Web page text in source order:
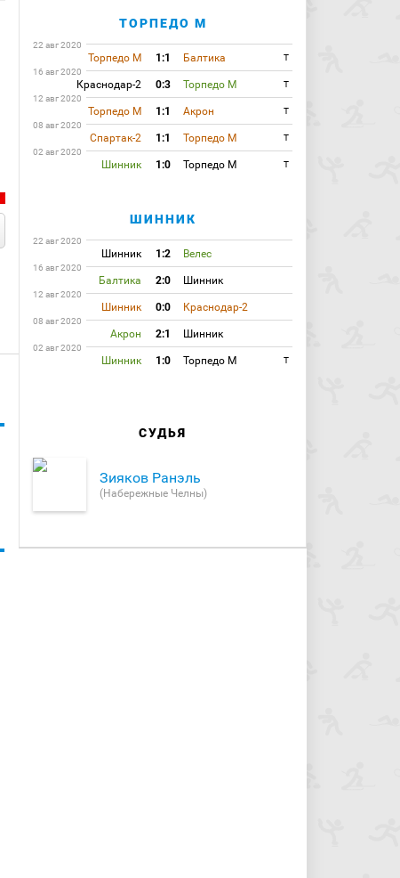
ТОРПЕДО М
22 авг 2020
Торпедо М 1:1 Балтика
T
16 авг 2020
Краснодар-2 0:3 Торпедо М
T
12 авг 2020
Торпедо М 1:1 Акрон
T
08 авг 2020
Спартак-2 1:1 Торпедо М
T
02 авг 2020
Шинник 1:0 Торпедо М T
ШИННИК
22 авг 2020
Шинник 1:2 Велес
16 авг 2020
Балтика 2:0 Шинник
12 авг 2020
Шинник 0:0 Краснодар-2
08 авг 2020
Акрон 2:1 Шинник
02 авг 2020
Шинник 1:0 Торпедо М T
СУДЬЯ
Зияков Ранэль
(Набережные Челны)